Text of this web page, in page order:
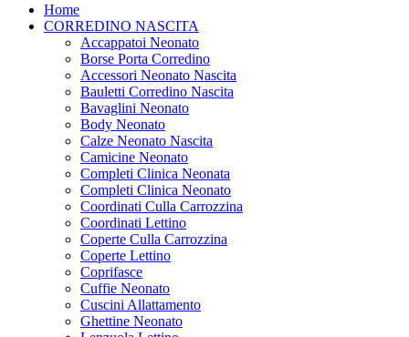
Home
CORREDINO NASCITA
Accappatoi Neonato
Borse Porta Corredino
Accessori Neonato Nascita
Bauletti Corredino Nascita
Bavaglini Neonato
Body Neonato
Calze Neonato Nascita
Camicine Neonato
Completi Clinica Neonata
Completi Clinica Neonato
Coordinati Culla Carrozzina
Coordinati Lettino
Coperte Culla Carrozzina
Coperte Lettino
Coprifasce
Cuffie Neonato
Cuscini Allattamento
Ghettine Neonato